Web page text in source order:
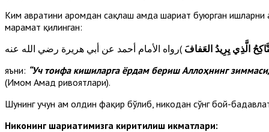
Ким авратини ҳаромдан сақлаш ҳамда шариат буюрган
марҳамат қилинган:
الَّذِي يِرِيدُ العَفافَ
яъни: “Уч тоифа кишиларга ёрдам бериш Аллоҳнинг
(Имом Аҳмад ривоятлари).
Шунинг учун ҳам олдин фақир бўлиб, никоҳдан сўнг бой-
Никоҳнинг шариатимизга киритилиш ҳикматлари: